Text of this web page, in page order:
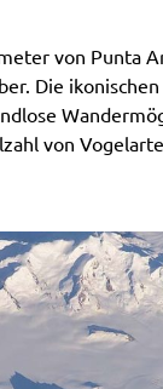
von Punta
Die
von